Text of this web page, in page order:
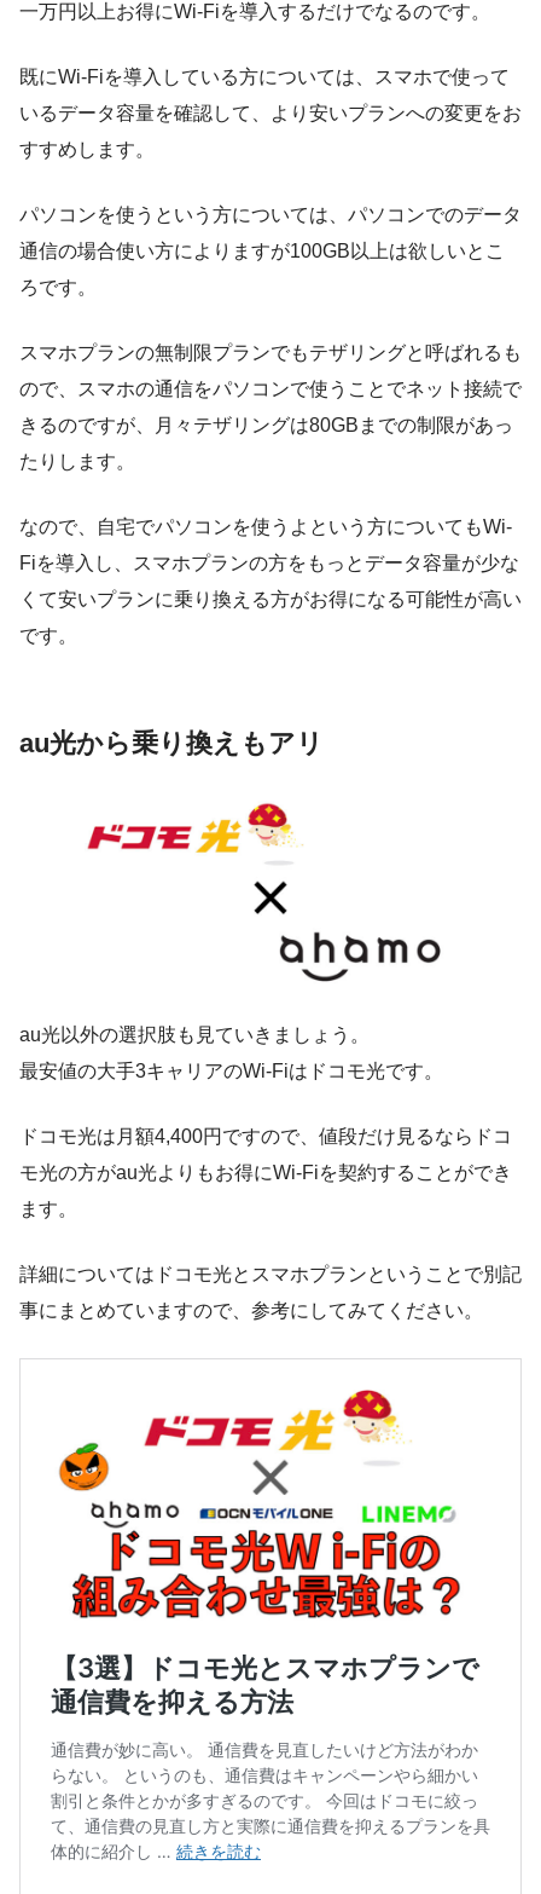
一万円以上お得にWi-Fiを導入するだけでなるのです。
既にWi-Fiを導入している方については、スマホで使って
いるデータ容量を確認して、より安いプランへの変更をお
すすめします。
パソコンを使うという方については、パソコンでのデータ
通信の場合使い方によりますが100GB以上は欲しいとこ
ろです。
スマホプランの無制限プランでもテザリングと呼ばれるも
ので、スマホの通信をパソコンで使うことでネット接続で
きるのですが、月々テザリングは80GBまでの制限があっ
たりします。
なので、自宅でパソコンを使うよという方についてもWi-
Fiを導入し、スマホプランの方をもっとデータ容量が少な
くて安いプランに乗り換える方がお得になる可能性が高い
です。
au光から乗り換えもアリ
au光以外の選択肢も見ていきましょう。
最安値の大手3キャリアのWi-Fiはドコモ光です。
ドコモ光は月額4,400円ですので、値段だけ見るならドコ
モ光の方がau光よりもお得にWi-Fiを契約することができ
ます。
詳細についてはドコモ光とスマホプランということで別記
事にまとめていますので、参考にしてみてください。